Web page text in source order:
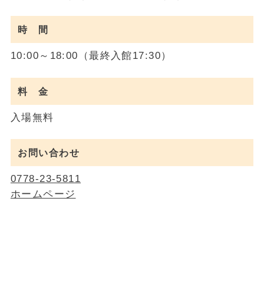
時 間
10:00～18:00（最終入館17:30）
料 金
入場無料
お問い合わせ
0778-23-5811
ホームページ